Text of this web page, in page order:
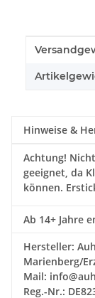
Wert
Hinweise &
Achtung!
geeignet, da
können.
Ab 14+ Jahre
Hersteller:
Marienberg/
Mail:
Reg.-Nr.: